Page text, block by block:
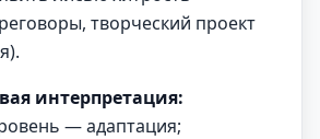
творческий проект
интерпретация:
— адаптация;